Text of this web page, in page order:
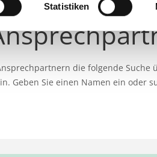
Statistiken
die folgende Suche
Geben Sie einen Namen ein oder